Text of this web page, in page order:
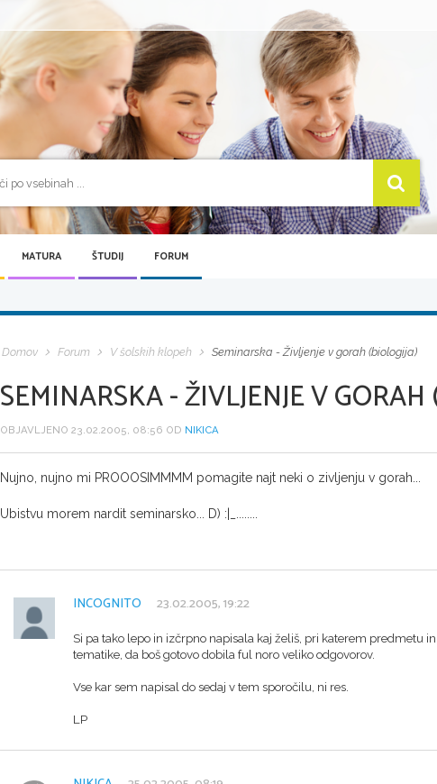
MATURA ŠTUDIJ FORUM
Domov Forum V šolskih klopeh Seminarska - Življenje v gorah (biologija)
SEMINARSKA - ŽIVLJENJE V
OBJAVLJENO 23.02.2005, 08:56 OD NIKICA
Nujno, nujno mi PROOOSIMMMM pomagite najt neki o zivljenju v gorah...
Ubistvu morem nardit seminarsko... D) :|_........
INCOGNITO 23.02.2005, 19:22
Si pa tako lepo in izčrpno napisala kaj želiš, pri katerem predmetu
tematike, da boš gotovo dobila ful noro veliko odgovorov.
Vse kar sem napisal do sedaj v tem sporočilu, ni res.
LP